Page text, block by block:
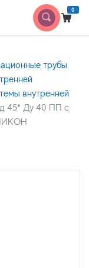
0
трубы
внутренней
45* Ду 40 ПП с